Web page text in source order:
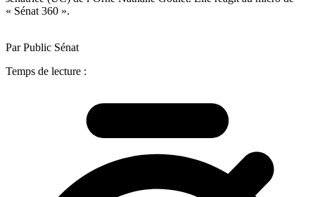
« Sénat 360 ».
Par Public Sénat
Temps de lecture :